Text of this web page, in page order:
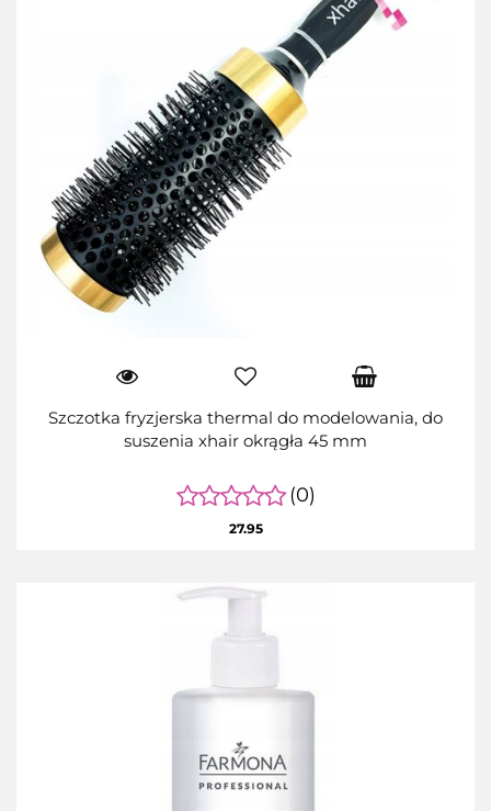
Szczotka fryzjerska thermal do modelowania, do
suszenia xhair okrągła 45 mm
(0)
27.95